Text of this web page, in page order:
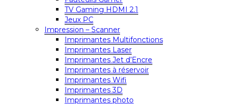
TV Gaming HDMI 2.1
Jeux PC
Impression – Scanner
Imprimantes Multifonctions
Imprimantes Laser
Imprimantes Jet d’Encre
Imprimantes à réservoir
Imprimantes Wifi
Imprimantes 3D
Imprimantes photo